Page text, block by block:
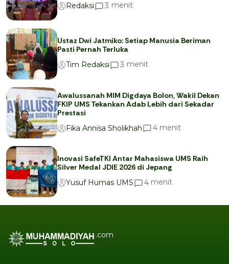
Redaksi
3 menit
Ustaz Dwi Jatmiko: Setiap Manusia Beriman
Pasti Pernah Terluka
Tim Redaksi
3 menit
Awalussanah MIM Digdaya Bolon, Wakil Dekan
FKIP UMS Tekankan Adab Lebih dari Sekadar
Prestasi
Fika Annisa Sholikhah
4 menit
Inovasi SafeTKI Antar Mahasiswa UMS Raih
Silver Medal JDIE 2026 di Jepang
Yusuf Humas UMS
4 menit
.com